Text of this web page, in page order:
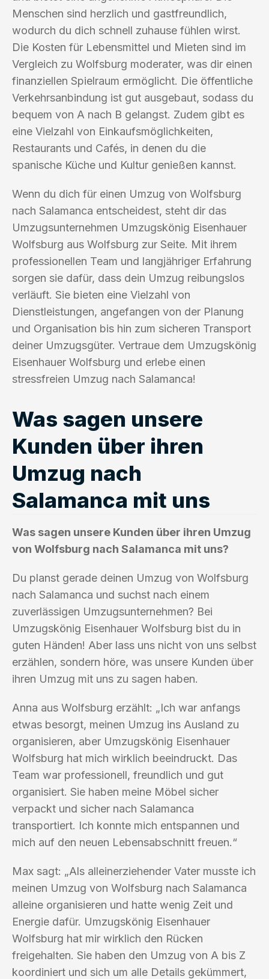
Menschen sind herzlich und gastfreundlich,
wodurch du dich schnell zuhause fühlen wirst.
Die Kosten für Lebensmittel und Mieten sind im
Vergleich zu Wolfsburg moderater, was dir einen
finanziellen Spielraum ermöglicht. Die öffentliche
Verkehrsanbindung ist gut ausgebaut, sodass du
bequem von A nach B gelangst. Zudem gibt es
eine Vielzahl von Einkaufsmöglichkeiten,
Restaurants und Cafés, in denen du die
spanische Küche und Kultur genießen kannst.
Wenn du dich für einen Umzug von Wolfsburg
nach Salamanca entscheidest, steht dir das
Umzugsunternehmen Umzugskönig Eisenhauer
Wolfsburg aus Wolfsburg zur Seite. Mit ihrem
professionellen Team und langjähriger Erfahrung
sorgen sie dafür, dass dein Umzug reibungslos
verläuft. Sie bieten eine Vielzahl von
Dienstleistungen, angefangen von der Planung
und Organisation bis hin zum sicheren Transport
deiner Umzugsgüter. Vertraue dem Umzugskönig
Eisenhauer Wolfsburg und erlebe einen
stressfreien Umzug nach Salamanca!
Was sagen unsere
Kunden über ihren
Umzug nach
Salamanca mit uns
Was sagen unsere Kunden über ihren Umzug
von Wolfsburg nach Salamanca mit uns?
Du planst gerade deinen Umzug von Wolfsburg
nach Salamanca und suchst nach einem
zuverlässigen Umzugsunternehmen? Bei
Umzugskönig Eisenhauer Wolfsburg bist du in
guten Händen! Aber lass uns nicht von uns selbst
erzählen, sondern höre, was unsere Kunden über
ihren Umzug mit uns zu sagen haben.
Anna aus Wolfsburg erzählt: „Ich war anfangs
etwas besorgt, meinen Umzug ins Ausland zu
organisieren, aber Umzugskönig Eisenhauer
Wolfsburg hat mich wirklich beeindruckt. Das
Team war professionell, freundlich und gut
organisiert. Sie haben meine Möbel sicher
verpackt und sicher nach Salamanca
transportiert. Ich konnte mich entspannen und
mich auf den neuen Lebensabschnitt freuen.“
Max sagt: „Als alleinerziehender Vater musste ich
meinen Umzug von Wolfsburg nach Salamanca
alleine organisieren und hatte wenig Zeit und
Energie dafür. Umzugskönig Eisenhauer
Wolfsburg hat mir wirklich den Rücken
freigehalten. Sie haben den Umzug von A bis Z
koordiniert und sich um alle Details gekümmert,